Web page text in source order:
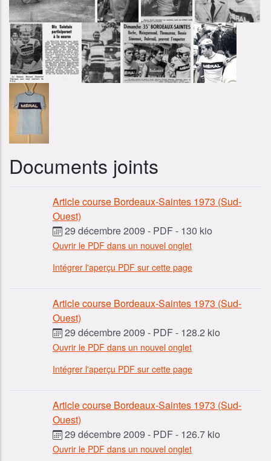
Documents joints
Article course Bordeaux-Saintes 1973 (Sud-
Ouest)
29 décembre 2009 - PDF- 130 kio
Ouvrir le PDF dans un nouvel onglet
Intégrer l'aperçu PDF sur cette page
Article course Bordeaux-Saintes 1973 (Sud-
Ouest)
29 décembre 2009 - PDF- 128.2 kio
Ouvrir le PDF dans un nouvel onglet
Intégrer l'aperçu PDF sur cette page
Article course Bordeaux-Saintes 1973 (Sud-
Ouest)
29 décembre 2009 - PDF- 126.7 kio
Ouvrir le PDF dans un nouvel onglet